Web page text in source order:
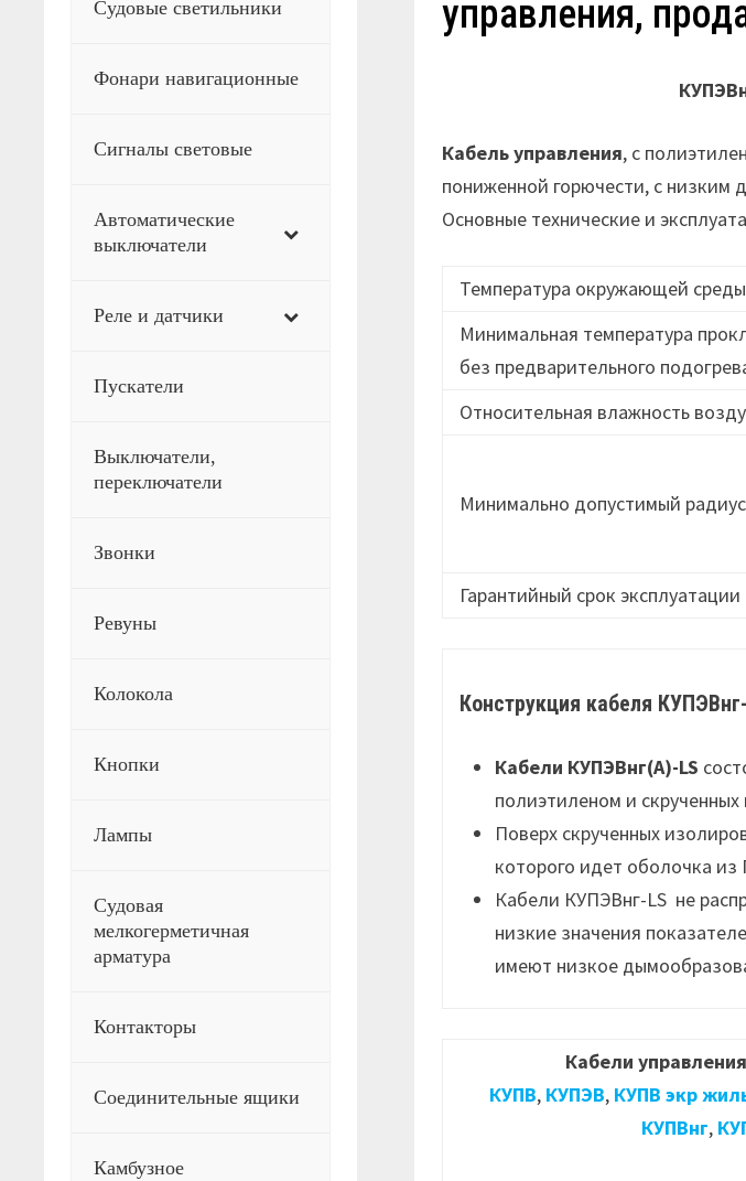
управления,
Кабель управления, с
пониженной горючести, с низким
Основные технические и
Температура окружающей
Минимальная температура
без предварительного
Относительная влажность
Минимально допустимый
Гарантийный срок эксплуатации
Конструкция кабеля
Кабели КУПЭВнг(А)-LS
полиэтиленом и
Поверх скрученных
которого идет оболочка из
Кабели КУПЭВнг-LS не
низкие значения
имеют низкое
Кабели управления
КУПВ, КУПЭВ, КУПВ экр
КУПВнг,
Судовые светильники
Фонари навигационные
Сигналы световые
Автоматические
выключатели
Реле и датчики
Пускатели
Выключатели,
переключатели
Звонки
Ревуны
Колокола
Кнопки
Лампы
Судовая
мелкогерметичная
арматура
Контакторы
Соединительные ящики
Камбузное